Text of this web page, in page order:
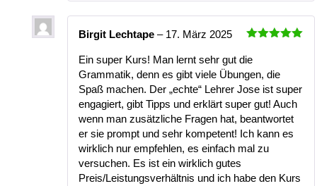
mit
Birgit Lechtape – 17. März 2025
Ein super Kurs! Man lernt sehr gut die
Grammatik, denn es gibt viele Übungen, die
Spaß machen. Der „echte“ Lehrer Jose ist super
engagiert, gibt Tipps und erklärt super gut! Auch
wenn man zusätzliche Fragen hat, beantwortet
er sie prompt und sehr kompetent! Ich kann es
wirklich nur empfehlen, es einfach mal zu
versuchen. Es ist ein wirklich gutes
Preis/Leistungsverhältnis und ich habe den Kurs